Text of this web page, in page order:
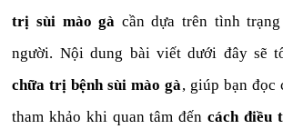
trị sùi mào gà cần dựa trên tình
người. Nội dung bài viết dưới đây sẽ
chữa trị bệnh sùi mào gà, giúp bạn đọc
tham khảo khi quan tâm đến cách điều